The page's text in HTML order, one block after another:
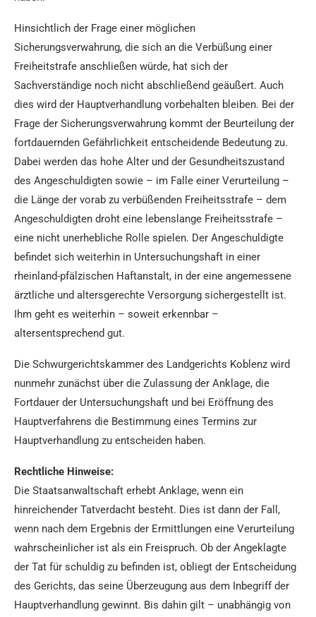
Hinsichtlich der Frage einer möglichen
Sicherungsverwahrung, die sich an die Verbüßung einer
Freiheitstrafe anschließen würde, hat sich der
Sachverständige noch nicht abschließend geäußert. Auch
dies wird der Hauptverhandlung vorbehalten bleiben. Bei der
Frage der Sicherungsverwahrung kommt der Beurteilung der
fortdauernden Gefährlichkeit entscheidende Bedeutung zu.
Dabei werden das hohe Alter und der Gesundheitszustand
des Angeschuldigten sowie – im Falle einer Verurteilung –
die Länge der vorab zu verbüßenden Freiheitsstrafe – dem
Angeschuldigten droht eine lebenslange Freiheitsstrafe –
eine nicht unerhebliche Rolle spielen. Der Angeschuldigte
befindet sich weiterhin in Untersuchungshaft in einer
rheinland-pfälzischen Haftanstalt, in der eine angemessene
ärztliche und altersgerechte Versorgung sichergestellt ist.
Ihm geht es weiterhin – soweit erkennbar –
altersentsprechend gut.
Die Schwurgerichtskammer des Landgerichts Koblenz wird
nunmehr zunächst über die Zulassung der Anklage, die
Fortdauer der Untersuchungshaft und bei Eröffnung des
Hauptverfahrens die Bestimmung eines Termins zur
Hauptverhandlung zu entscheiden haben.
Rechtliche Hinweise:
Die Staatsanwaltschaft erhebt Anklage, wenn ein
hinreichender Tatverdacht besteht. Dies ist dann der Fall,
wenn nach dem Ergebnis der Ermittlungen eine Verurteilung
wahrscheinlicher ist als ein Freispruch. Ob der Angeklagte
der Tat für schuldig zu befinden ist, obliegt der Entscheidung
des Gerichts, das seine Überzeugung aus dem Inbegriff der
Hauptverhandlung gewinnt. Bis dahin gilt – unabhängig von